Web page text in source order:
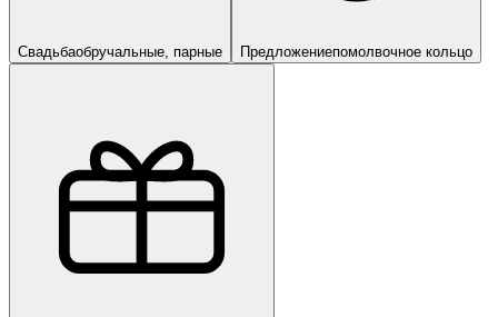
Свадьбаобручальные, парные Предложениепомолвочное кольцо